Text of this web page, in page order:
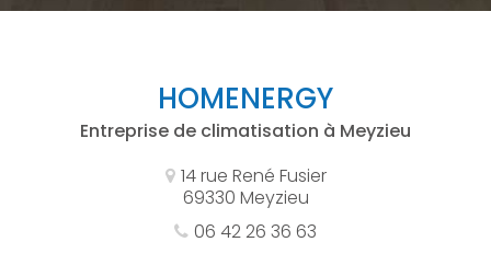
HOMENERGY
Entreprise de climatisation à Meyzieu
14 rue René Fusier
69330 Meyzieu
06 42 26 36 63